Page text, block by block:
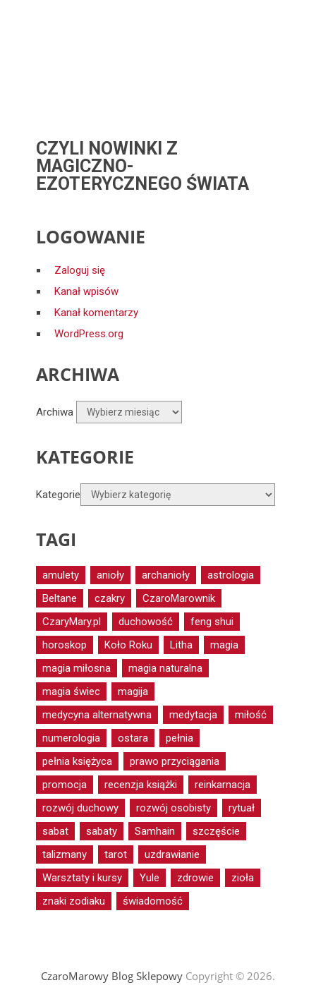
CZYLI NOWINKI Z
MAGICZNO-
EZOTERYCZNEGO ŚWIATA
LOGOWANIE
Zaloguj się
Kanał wpisów
Kanał komentarzy
WordPress.org
ARCHIWA
Archiwa
KATEGORIE
Kategorie
TAGI
amulety anioły archanioły
astrologia
Beltane
czakry
CzaroMarownik
CzaryMary.pl
duchowość
feng shui
horoskop
Koło Roku Litha
magia
magia miłosna
magia naturalna
magia świec
magija
medycyna alternatywna
medytacja
miłość
numerologia
ostara
pełnia
pełnia księżyca
prawo przyciągania
promocja
recenzja książki
reinkarnacja
rozwój duchowy
rozwój osobisty
rytuał
sabat
sabaty Samhain
szczęście
talizmany
tarot
uzdrawianie
Warsztaty i kursy
Yule zdrowie
zioła
znaki zodiaku
świadomość
CzaroMarowy Blog SklepowyCopyright © 2026.